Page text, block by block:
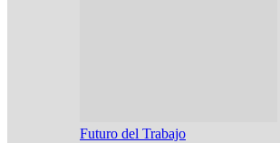
Futuro del Trabajo